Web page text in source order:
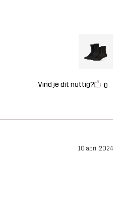
Vind je dit nuttig? 0
10 april 2024